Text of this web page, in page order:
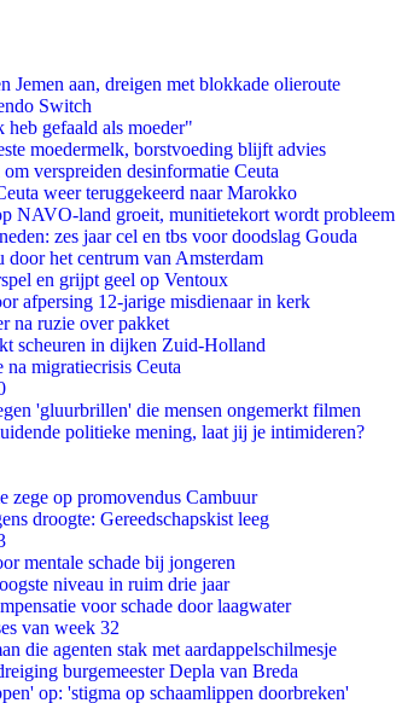
Jemen aan, dreigen met blokkade olieroute
Switch
gefaald als moeder"
moedermelk, borstvoeding blijft advies
verspreiden desinformatie Ceuta
weer teruggekeerd naar Marokko
NAVO-land groeit, munitietekort wordt probleem
zes jaar cel en tbs voor doodslag Gouda
door het centrum van Amsterdam
en grijpt geel op Ventoux
afpersing 12-jarige misdienaar in kerk
na ruzie over pakket
scheuren in dijken Zuid-Holland
migratiecrisis Ceuta
'gluurbrillen' die mensen ongemerkt filmen
politieke mening, laat jij je intimideren?
zege op promovendus Cambuur
droogte: Gereedschapskist leeg
mentale schade bij jongeren
niveau in ruim drie jaar
voor schade door laagwater
van week 32
die agenten stak met aardappelschilmesje
burgemeester Depla van Breda
op: 'stigma op schaamlippen doorbreken'